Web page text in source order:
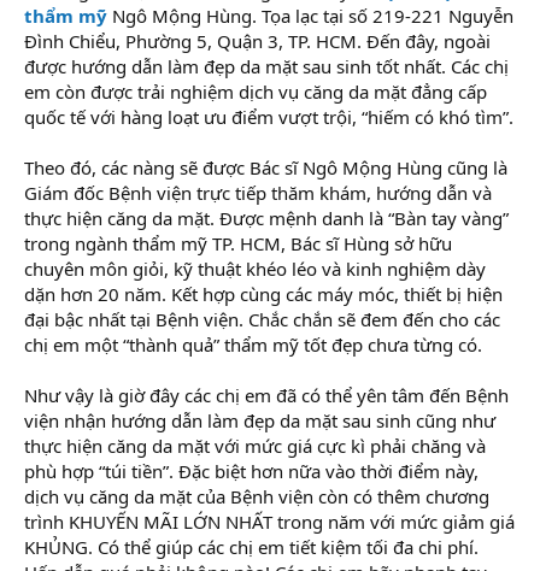
thẩm mỹ Ngô Mộng Hùng. Tọa lạc tại số 219-221 Nguyễn
Đình Chiểu, Phường 5, Quận 3, TP. HCM. Đến đây, ngoài
được hướng dẫn làm đẹp da mặt sau sinh tốt nhất. Các chị
em còn được trải nghiệm dịch vụ căng da mặt đẳng cấp
quốc tế với hàng loạt ưu điểm vượt trội, “hiếm có khó tìm”.
Theo đó, các nàng sẽ được Bác sĩ Ngô Mộng Hùng cũng là
Giám đốc Bệnh viện trực tiếp thăm khám, hướng dẫn và
thực hiện căng da mặt. Được mệnh danh là “Bàn tay vàng”
trong ngành thẩm mỹ TP. HCM, Bác sĩ Hùng sở hữu
chuyên môn giỏi, kỹ thuật khéo léo và kinh nghiệm dày
dặn hơn 20 năm. Kết hợp cùng các máy móc, thiết bị hiện
đại bậc nhất tại Bệnh viện. Chắc chắn sẽ đem đến cho các
chị em một “thành quả” thẩm mỹ tốt đẹp chưa từng có.
Như vậy là giờ đây các chị em đã có thể yên tâm đến Bệnh
viện nhận hướng dẫn làm đẹp da mặt sau sinh cũng như
thực hiện căng da mặt với mức giá cực kì phải chăng và
phù hợp “túi tiền”. Đặc biệt hơn nữa vào thời điểm này,
dịch vụ căng da mặt của Bệnh viện còn có thêm chương
trình KHUYẾN MÃI LỚN NHẤT trong năm với mức giảm giá
KHỦNG. Có thể giúp các chị em tiết kiệm tối đa chi phí.